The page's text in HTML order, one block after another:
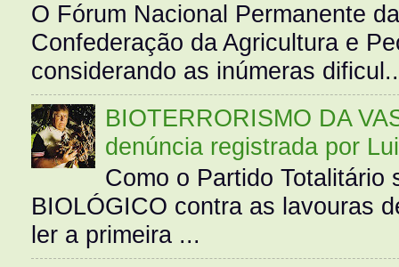
O Fórum Nacional Permanente
Confederação da Agricultura e
considerando as inúmeras
BIOTERRORISMO DA
denúncia registrada por
Como o Partido Totalitário
BIOLÓGICO contra as lavouras
ler a primeira ...